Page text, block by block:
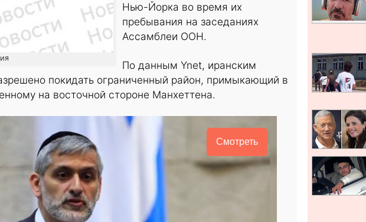
Нью-Йорка во время их
пребывания на заседаниях
Ассамблеи ООН.
По данным Ynet, иранским
покидать ограниченный район, примыкающий в
на восточной стороне Манхеттена.
Смотреть